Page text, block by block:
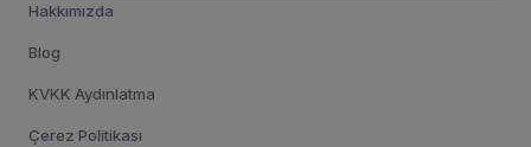
Hakkımızda
Blog
KVKK Aydınlatma
Çerez Politikası